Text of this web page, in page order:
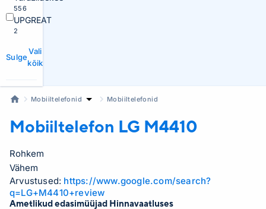
556
UPGREAT
2
Sulge
Vali
kõik
Mobiiltelefonid Mobiiltelefonid
Mobiiltelefon LG M4410
Rohkem
Vähem
Arvustused: https://www.google.com/search?
q=LG+M4410+review
Ametlikud edasimüüjad Hinnavaatluses